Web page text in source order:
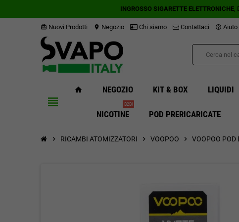
INGROSSO SIGARETTE ELETTRONICHE,
card_giftcard Nuovi Prodotti location_on Negozio Chi siamo Contattaci help_outline Aiuto
view_headline
home NEGOZIO KIT & BOX LIQUIDI
NICOTINE
B2B!
POD PRERICARICATE
chevron_right RICAMBI ATOMIZZATORI chevron_right VOOPOO chevron_right VOOPOO POD